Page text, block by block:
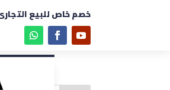
خصم خاص للبيع